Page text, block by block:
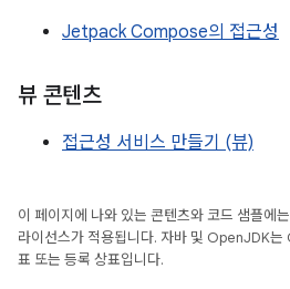
Jetpack Compose의 접근성
뷰 콘텐츠
접근성 서비스 만들기 (뷰)
이 페이지에 나와 있는 콘텐츠와 코드 샘플에는
라이선스가 적용됩니다. 자바 및 OpenJDK
표 또는 등록 상표입니다.